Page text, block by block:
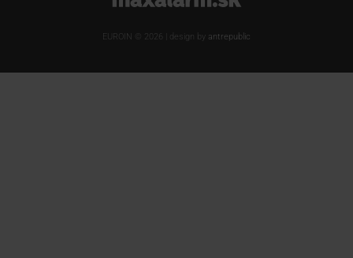
EUROIN © 2026 | design by antrepublic